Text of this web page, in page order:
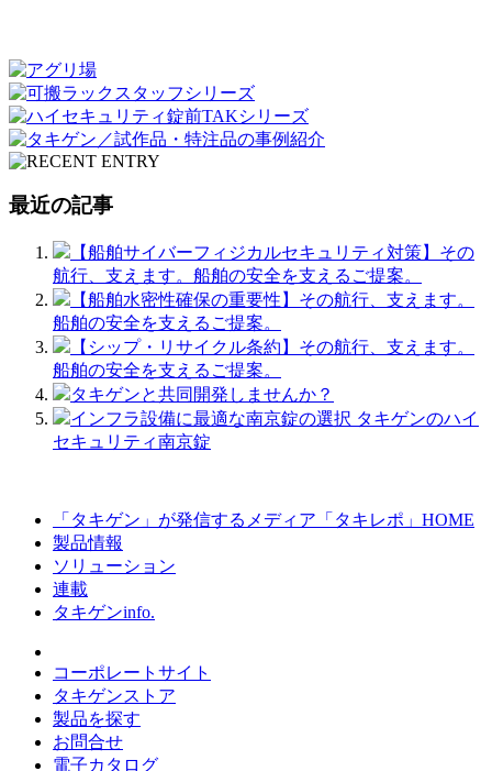
最近の記事
【船舶サイバーフィジカルセキュリティ対策】その
航行、支えます。船舶の安全を支えるご提案。
【船舶水密性確保の重要性】その航行、支えます。
船舶の安全を支えるご提案。
【シップ・リサイクル条約】その航行、支えます。
船舶の安全を支えるご提案。
タキゲンと共同開発しませんか？
インフラ設備に最適な南京錠の選択 タキゲンのハイ
セキュリティ南京錠
「タキゲン」が発信するメディア「タキレポ」HOME
製品情報
ソリューション
連載
タキゲンinfo.
コーポレートサイト
タキゲンストア
製品を探す
お問合せ
電子カタログ